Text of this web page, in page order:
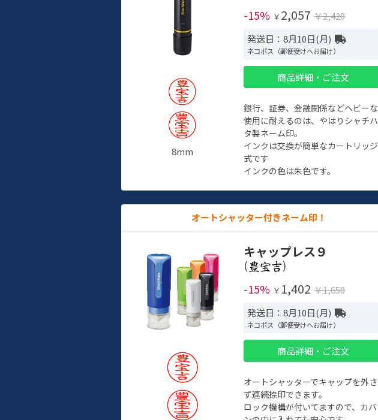
8mm
-15% ￥ 2,057 ￥2,420
発送日：8月10日(月)
ネコポス（郵便受けへお届け）
商品詳細・ご注文
銀行、証券、金融関係などヘビーな
使用に耐えるのは、やはりシャチハ
タ製ネーム印。
インクは交換が簡単なカートリッジ
式です
インクの色は朱色です。
オートシャッター付きネーム印！
キャップレス９
(
)
-15% ￥ 1,402 ￥1,650
発送日：8月10日(月)
ネコポス（郵便受けへお届け）
商品詳細・ご注文
オートシャッターでキャップを外さ
ず連続捺印できます。
ロック機構が付いてますので、カバ